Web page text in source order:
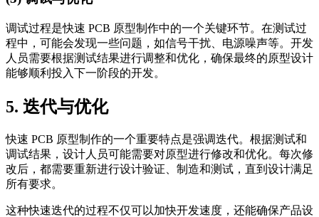
调试过程是快速 PCB 原型制作中的一个关键环节。在测试过
程中，可能会发现一些问题，如信号干扰、电源噪声等。开发
人员需要根据测试结果进行调整和优化，确保最终的原型设计
能够顺利投入下一阶段的开发。
5. 迭代与优化
快速 PCB 原型制作的一个重要特点是强调迭代。根据测试和
调试结果，设计人员可能需要对原型进行修改和优化。每次修
改后，都需要重新进行设计验证、制造和测试，直到设计满足
所有要求。
这种快速迭代的过程不仅可以加快开发速度，还能确保产品设